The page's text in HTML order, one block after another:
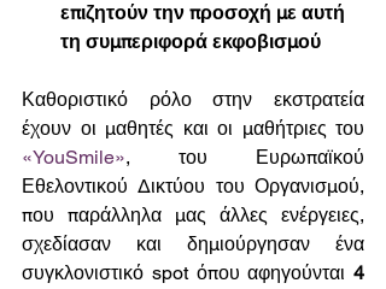
επιζητούν την προσοχή με αυτή
τη συμπεριφορά εκφοβισμού
Καθοριστικό ρόλο στην εκστρατεία
«YouSmile», του Ευρωπαϊκού
Εθελοντικού Δικτύου του Οργανισμού,
που παράλληλα μας άλλες ενέργειες,
σχεδίασαν και δημιούργησαν ένα
συγκλονιστικό spot όπου αφηγούνται 4